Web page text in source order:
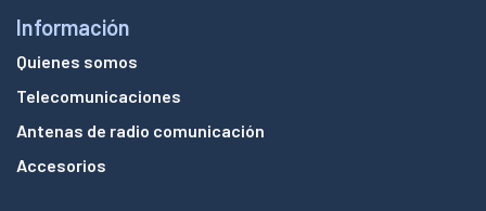
Información
Quienes somos
Telecomunicaciones
Antenas de radio comunicación
Accesorios